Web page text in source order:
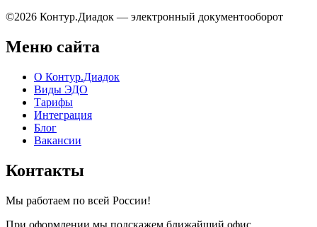
©2026 Контур.Диадок — электронный документооборот
Меню сайта
О Контур.Диадок
Виды ЭДО
Тарифы
Интеграция
Блог
Вакансии
Контакты
Мы работаем по всей России!
При оформлении мы подскажем ближайший офис.